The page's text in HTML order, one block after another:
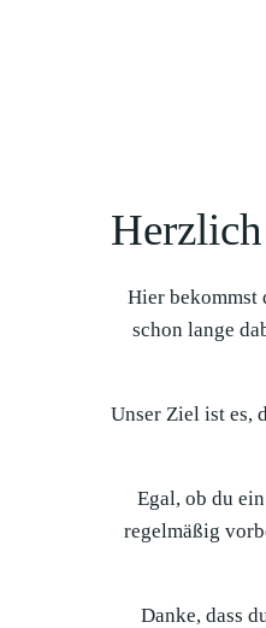
Hier bekommst
schon lange
Unser Ziel ist es,
Egal, ob du
regelmäßig
Danke, dass